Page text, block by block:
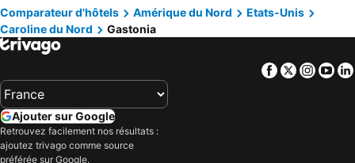
Tryon, Caroline du Nord Hôtels
Chimney Rock, Caroline du Nord Hôtels
Forest City, Caroline du Nord Hôtels
Gaffney, Caroline du Sud Hôtels
New London, Caroline du Nord Hôtels
Raleigh, Caroline du Nord Hôtels
Durham, Caroline du Nord Hôtels
Greensboro, Caroline du Nord Hôtels
Pinehurst, Caroline du Nord Hôtels
Danville, Virginie Hôtels
Comparateur d'hôtels Amérique du Nord
Etats-Unis
Caroline du Nord
Gastonia
Facebook
Twitter
Ajouter sur Google
Retrouvez facilement nos résultats :
ajoutez trivago comme source
préférée sur Google.